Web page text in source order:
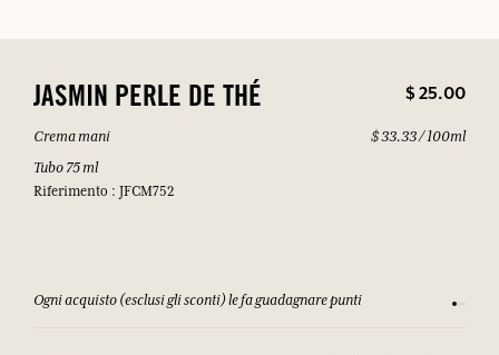
JASMIN PERLE DE THÉ $ 25.00
Crema mani
Tubo 75 ml
Riferimento : JFCM752
$ 33.33 / 100ml
Ogni acquisto (esclusi gli sconti) le fa guadagnare punti